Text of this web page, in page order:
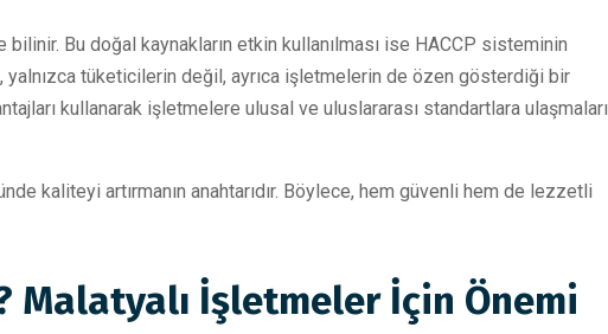
Bu doğal kaynakların etkin kullanılması ise HACCP sisteminin
tüketicilerin değil, ayrıca işletmelerin de özen gösterdiği bir
kullanarak işletmelere ulusal ve uluslararası standartlara ulaşmaları
kaliteyi artırmanın anahtarıdır. Böylece, hem güvenli hem de lezzetli
Malatyalı İşletmeler İçin Önemi